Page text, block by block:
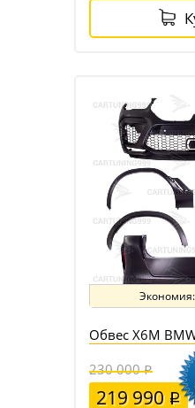
Обвес X6M
230 000
219 990